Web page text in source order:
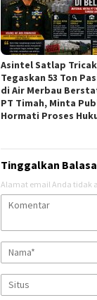
Asintel Satlap
Tegaskan 53 Ton
di Air Merbau
PT Timah, Minta
Hormati Proses
Tinggalkan
Alamat email Anda tidak